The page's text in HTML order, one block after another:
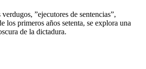
”ejecutores de sentencias”,
los primeros años setenta, se explora una
de la dictadura.